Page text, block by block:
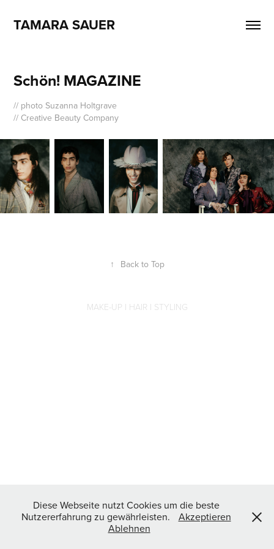
TAMARA SAUER
Schön! MAGAZINE
// photo Suzanna Holtgrave
// Creative Beauty Company
↑ Back to Top
MAKE-UP I HAIR I STYLING
Diese Webseite nutzt Cookies um die beste
Nutzererfahrung zu gewährleisten.
Akzeptieren
Ablehnen